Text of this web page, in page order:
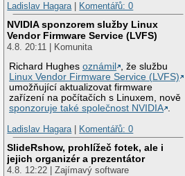
Ladislav Hagara| Komentářů: 0
NVIDIA sponzorem služby Linux
Vendor Firmware Service (LVFS)
4.8. 20:11 | Komunita
Richard Hughesoznámil
, že službu
Linux Vendor Firmware Service (LVFS)
umožňující aktualizovat firmware
zařízení na počítačích s Linuxem, nově
sponzoruje také společnost NVIDIA .
Ladislav Hagara| Komentářů: 0
SlideRshow, prohlížeč fotek, ale i
jejich organizér a prezentátor
4.8. 12:22 | Zajímavý software